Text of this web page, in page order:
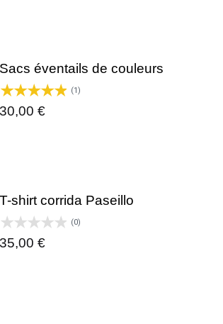
Sacs éventails de couleurs
(1)
30,00 €
T-shirt corrida Paseillo
(0)
35,00 €